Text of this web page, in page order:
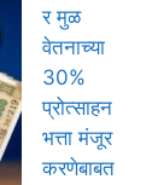
र मुळ
वेतनाच्या
30%
प्रोत्साहन
भत्ता मंजूर
करणेबाबत